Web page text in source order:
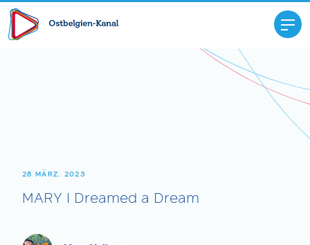
28 MÄRZ. 2023
MARY I Dreamed a Dream